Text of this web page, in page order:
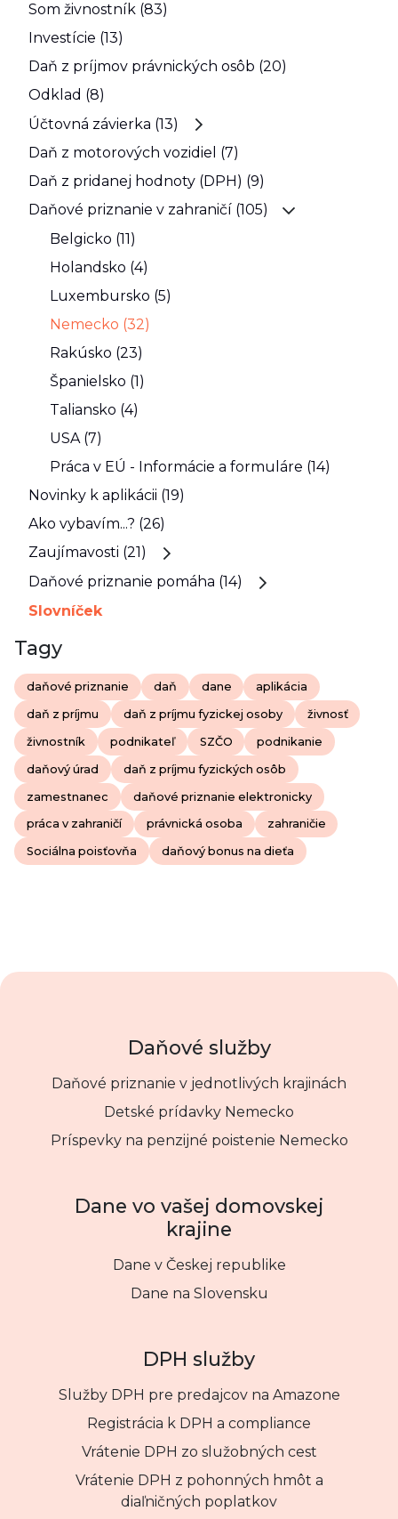
Som živnostník (83)
Investície (13)
Daň z príjmov právnických osôb (20)
Odklad (8)
Účtovná závierka (13)
Daň z motorových vozidiel (7)
Daň z pridanej hodnoty (DPH) (9)
Daňové priznanie v zahraničí (105)
Belgicko (11)
Holandsko (4)
Luxembursko (5)
Nemecko (32)
Rakúsko (23)
Španielsko (1)
Taliansko (4)
USA (7)
Práca v EÚ - Informácie a formuláre (14)
Novinky k aplikácii (19)
Ako vybavím...? (26)
Zaujímavosti (21)
Daňové priznanie pomáha (14)
Slovníček
Tagy
daňové priznanie daň dane aplikácia
daň z príjmu daň z príjmu fyzickej osoby živnosť
živnostník podnikateľ SZČO podnikanie
daňový úrad daň z príjmu fyzických osôb
zamestnanec daňové priznanie elektronicky
práca v zahraničí právnická osoba zahraničie
Sociálna poisťovňa daňový bonus na dieťa
Daňové služby
Daňové priznanie v jednotlivých krajinách
Detské prídavky Nemecko
Príspevky na penzijné poistenie Nemecko
Dane vo vašej domovskej
krajine
Dane v Českej republike
Dane na Slovensku
DPH služby
Služby DPH pre predajcov na Amazone
Registrácia k DPH a compliance
Vrátenie DPH zo služobných cest
Vrátenie DPH z pohonných hmôt a
diaľničných poplatkov